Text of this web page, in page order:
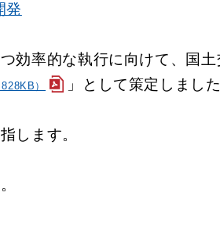
発
効率的な執行に向けて、国
828KB）
」として策定しました
します。